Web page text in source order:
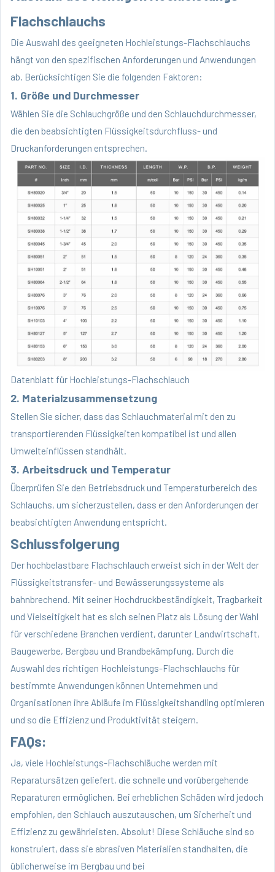
Flachschlauchs
Die Auswahl des geeigneten Hochleistungs-Flachschlauchs
hängt von den spezifischen Anforderungen und Anwendungen
ab. Berücksichtigen Sie die folgenden Faktoren:
1. Größe und Durchmesser
Wählen Sie die Schlauchgröße und den Schlauchdurchmesser,
die den beabsichtigten Flüssigkeitsdurchfluss- und
Druckanforderungen entsprechen.
Datenblatt für Hochleistungs-Flachschlauch
2. Materialzusammensetzung
Stellen Sie sicher, dass das Schlauchmaterial mit den zu
transportierenden Flüssigkeiten kompatibel ist und allen
Umwelteinflüssen standhält.
3. Arbeitsdruck und Temperatur
Überprüfen Sie den Betriebsdruck und Temperaturbereich des
Schlauchs, um sicherzustellen, dass er den Anforderungen der
beabsichtigten Anwendung entspricht.
Schlussfolgerung
Der hochbelastbare Flachschlauch erweist sich in der Welt der
Flüssigkeitstransfer- und Bewässerungssysteme als
bahnbrechend. Mit seiner Hochdruckbeständigkeit, Tragbarkeit
und Vielseitigkeit hat es sich seinen Platz als Lösung der Wahl
für verschiedene Branchen verdient, darunter Landwirtschaft,
Baugewerbe, Bergbau und Brandbekämpfung. Durch die
Auswahl des richtigen Hochleistungs-Flachschlauchs für
bestimmte Anwendungen können Unternehmen und
Organisationen ihre Abläufe im Flüssigkeitshandling optimieren
und so die Effizienz und Produktivität steigern.
FAQs:
Ja, viele Hochleistungs-Flachschläuche werden mit
Reparatursätzen geliefert, die schnelle und vorübergehende
Reparaturen ermöglichen. Bei erheblichen Schäden wird jedoch
empfohlen, den Schlauch auszutauschen, um Sicherheit und
Effizienz zu gewährleisten. Absolut! Diese Schläuche sind so
konstruiert, dass sie abrasiven Materialien standhalten, die
üblicherweise im Bergbau und bei